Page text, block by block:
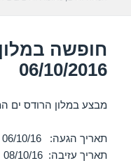
חופשה
06/10/2016
מבצע במלון הרודס ים
תאריך הגעה: 06/10/16
תאריך עזיבה: 08/10/16